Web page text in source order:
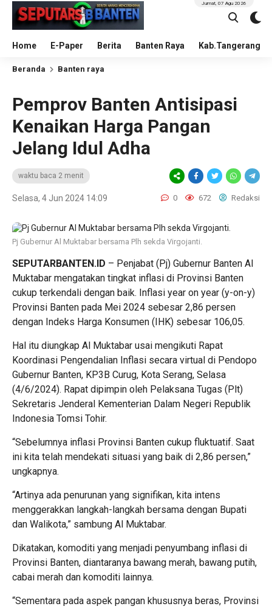
Home E-Paper Berita Banten Raya Kab.Tangerang
Jumat, 07 Agu 2026
Beranda Banten raya
Pemprov Banten Antisipasi
Kenaikan Harga Pangan
Jelang Idul Adha
waktu baca 2 menit
Selasa, 4 Jun 2024 14:09 0 672 Redaksi
Pj Gubernur Al Muktabar bersama Plh sekda Virgojanti.
SEPUTARBANTEN.ID – Penjabat (Pj) Gubernur Banten Al
Muktabar mengatakan tingkat inflasi di Provinsi Banten
cukup terkendali dengan baik. Inflasi year on year (y-on-y)
Provinsi Banten pada Mei 2024 sebesar 2,86 persen
dengan Indeks Harga Konsumen (IHK) sebesar 106,05.
Hal itu diungkap Al Muktabar usai mengikuti Rapat
Koordinasi Pengendalian Inflasi secara virtual di Pendopo
Gubernur Banten, KP3B Curug, Kota Serang, Selasa
(4/6/2024). Rapat dipimpin oleh Pelaksana Tugas (Plt)
Sekretaris Jenderal Kementerian Dalam Negeri Republik
Indonesia Tomsi Tohir.
“Sebelumnya inflasi Provinsi Banten cukup fluktuatif. Saat
ini kita telah mendekati situasi yang baik di 2,86 persen,”
ungkapnya.
“Artinya ada penurunan yang signifikan, kita intens
menggerakkan langkah-langkah bersama dengan Bupati
dan Walikota,” sambung Al Muktabar.
Dikatakan, komoditi yang menjadi penyumbang inflasi di
Provinsi Banten, diantaranya bawang merah, bawang putih,
cabai merah dan komoditi lainnya.
“Sementara pada aspek pangan khususnya beras, Provinsi